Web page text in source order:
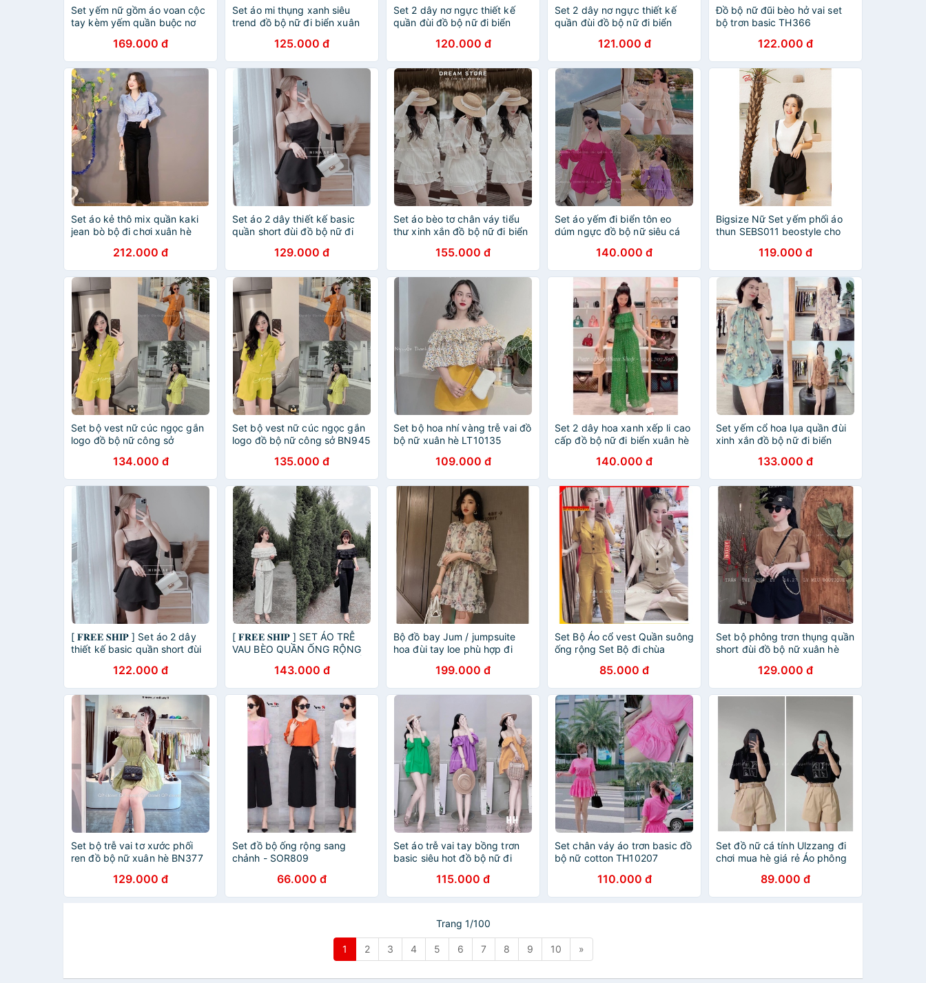
Set yếm nữ gồm áo voan cộc
tay kèm yếm quần buộc nơ
Maitrangshop92 – (TTA69)
169.000 đ
Set áo mi thụng xanh siêu
trend đồ bộ nữ đi biển xuân
125.000 đ
Set 2 dây nơ ngực thiết kế
quần đùi đồ bộ nữ đi biển
120.000 đ
Set 2 dây nơ ngực thiết kế
quần đùi đồ bộ nữ đi biển
121.000 đ
Đồ bộ nữ đũi bèo hở vai set
bộ trơn basic TH366
122.000 đ
Set áo kẻ thô mix quần kaki
jean bò bộ đi chơi xuân hè
212.000 đ
Set áo 2 dây thiết kế basic
quần short đùi đồ bộ nữ đi
129.000 đ
Set áo bèo tơ chân váy tiểu
thư xinh xắn đồ bộ nữ đi biển
155.000 đ
Set áo yếm đi biển tôn eo
dúm ngực đồ bộ nữ siêu cá
140.000 đ
Bigsize Nữ Set yếm phối áo
thun SEBS011 beostyle cho
Mặc đi tiệc,đi chơi hoặc dạo
phố
119.000 đ
Set bộ vest nữ cúc ngọc gắn
logo đồ bộ nữ công sở
134.000 đ
Set bộ vest nữ cúc ngọc gắn
logo đồ bộ nữ công sở BN945
135.000 đ
Set bộ hoa nhí vàng trễ vai đồ
bộ nữ xuân hè LT10135
109.000 đ
Set 2 dây hoa xanh xếp li cao
cấp đồ bộ nữ đi biển xuân hè
140.000 đ
Set yếm cổ hoa lụa quần đùi
xinh xắn đồ bộ nữ đi biển
133.000 đ
[ 𝐅𝐑𝐄𝐄 𝐒𝐇𝐈𝐏 ] Set áo 2 dây
thiết kế basic quần short đùi
122.000 đ
[ 𝐅𝐑𝐄𝐄 𝐒𝐇𝐈𝐏 ] SET ÁO TRỄ
VAU BÈO QUẦN ỐNG RỘNG
143.000 đ
Bộ đồ bay Jum / jumpsuite
hoa đùi tay loe phù hợp đi
199.000 đ
Set Bộ Áo cổ vest Quần suông
ống rộng Set Bộ đi chùa
85.000 đ
Set bộ phông trơn thụng quần
short đùi đồ bộ nữ xuân hè
129.000 đ
Set bộ trễ vai tơ xước phối
ren đồ bộ nữ xuân hè BN377
129.000 đ
Set đồ bộ ống rộng sang
chảnh - SOR809
66.000 đ
Set áo trễ vai tay bồng trơn
basic siêu hot đồ bộ nữ đi
115.000 đ
Set chân váy áo trơn basic đồ
bộ nữ cotton TH10207
110.000 đ
Set đồ nữ cá tính Ulzzang đi
chơi mua hè giá rẻ Áo phông
89.000 đ
Trang 1/100
1 2 3 4 5 6 7 8 9 10 »